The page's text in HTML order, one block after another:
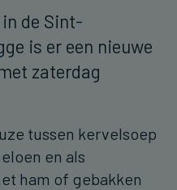
de Sint-
is er een nieuwe
zaterdag
tussen kervelsoep
en als
ham of gebakken